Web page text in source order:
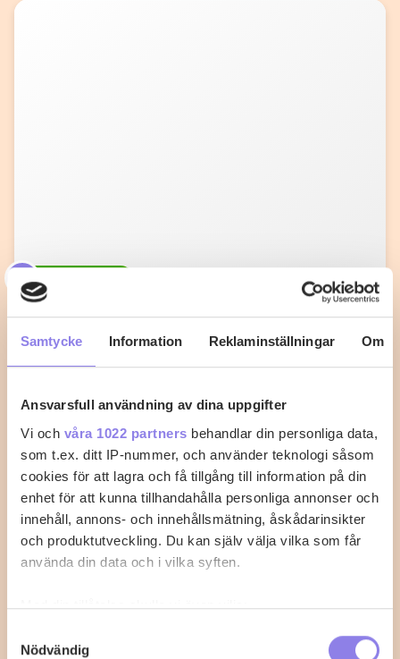
Samtycke Information Reklaminställningar Om
Ansvarsfull användning av dina uppgifter
Vi och våra 1022 partners behandlar din personliga data,
som t.ex. ditt IP-nummer, och använder teknologi såsom
cookies för att lagra och få tillgång till information på din
enhet för att kunna tillhandahålla personliga annonser och
innehåll, annons- och innehållsmätning, åskådarinsikter
och produktutveckling. Du kan själv välja vilka som får
använda din data och i vilka syften.
Med din tillåtelse skulle vi även vilja:
som kan ha en noggrannhet på upp till flera meter
Nödvändig
T
Knafeh med Mascarpone
Mellan Österns delikata bakverk gjord med